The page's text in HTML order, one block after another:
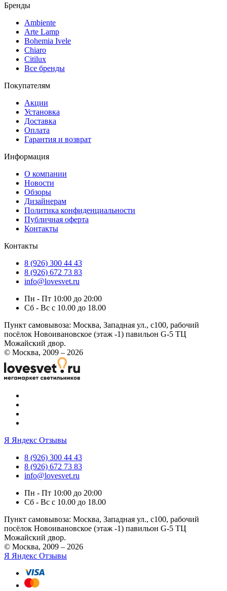
Бренды
Ambiente
Arte Lamp
Bohemia Ivele
Chiaro
Citilux
Все бренды
Покупателям
Акции
Установка
Доставка
Оплата
Гарантия и возврат
Информация
О компании
Новости
Обзоры
Дизайнерам
Политика конфиденциальности
Публичная оферта
Контакты
Контакты
8 (926) 300 44 43
8 (926) 672 73 83
info@lovesvet.ru
Пн - Пт 10:00 до 20:00
Сб - Вс с 10.00 до 18.00
Пункт самовывоза: Москва, Западная ул., с100, рабочий
посёлок Новоивановское (этаж -1) павильон G-5 ТЦ
Можайский двор.
© Москва, 2009 – 2026
Я Яндекс Отзывы
8 (926) 300 44 43
8 (926) 672 73 83
info@lovesvet.ru
Пн - Пт 10:00 до 20:00
Сб - Вс с 10.00 до 18.00
Пункт самовывоза: Москва, Западная ул., с100, рабочий
посёлок Новоивановское (этаж -1) павильон G-5 ТЦ
Можайский двор.
© Москва, 2009 – 2026
Я Яндекс Отзывы